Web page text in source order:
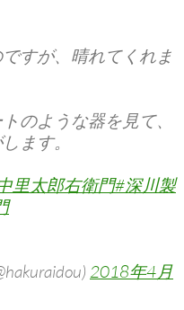
すが、晴れてくれま
のような器を見て、
ます。
里太郎右衛門#深川製
2018年4月